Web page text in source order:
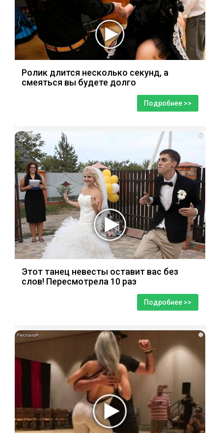
Ролик длится несколько секунд, а
смеяться вы будете долго
Подробнее >>
i
Этот танец невесты оставит вас без
слов! Пересмотрела 10 раз
Подробнее >>
i